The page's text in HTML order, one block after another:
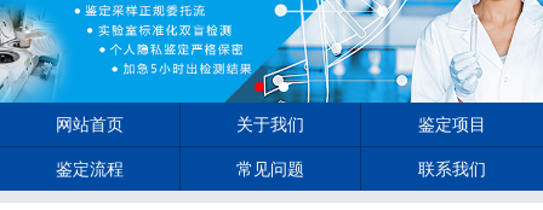
网站首页 关于我们 鉴定项目
鉴定流程 常见问题 联系我们